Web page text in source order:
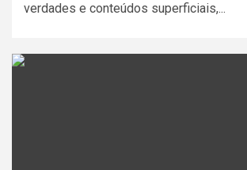
verdades e conteúdos superficiais,...